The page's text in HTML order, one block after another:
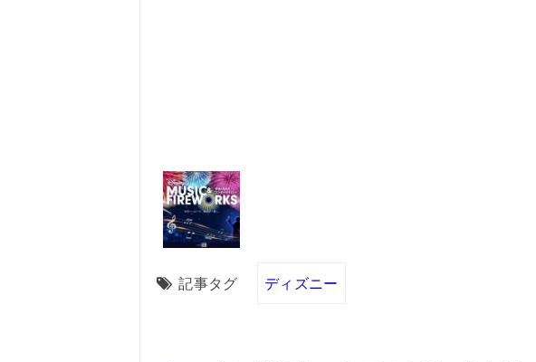
記事タグ ディズニー